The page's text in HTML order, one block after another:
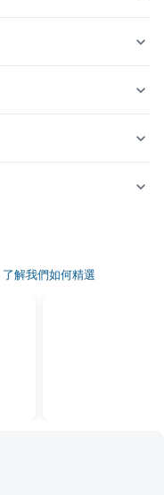
了解我們如何精選